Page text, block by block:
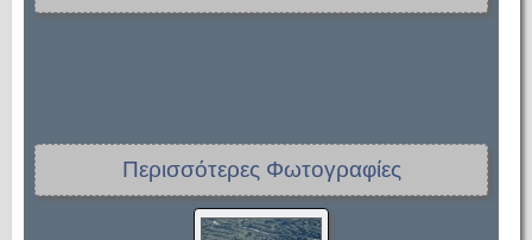
Περισσότερες Φωτογραφίες